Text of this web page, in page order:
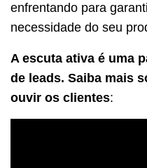
enfrentando para
necessidade do seu
A escuta ativa é uma
de leads. Saiba mais
ouvir os clientes: